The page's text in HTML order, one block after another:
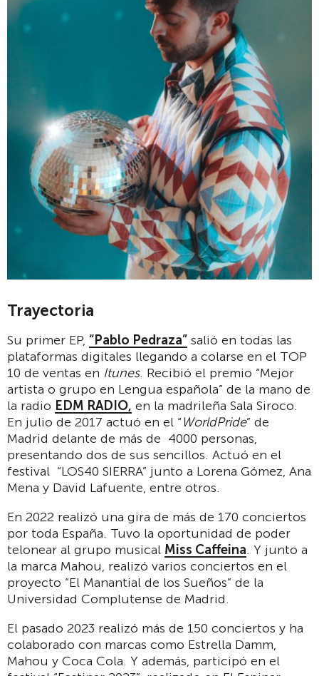
Trayectoria
Su primer EP, “Pablo Pedraza” salió en todas las
plataformas digitales llegando a colarse en el TOP
10 de ventas en Itunes. Recibió el premio “Mejor
artista o grupo en Lengua española” de la mano de
la radio EDM RADIO, en la madrileña Sala Siroco.
En julio de 2017 actuó en el “WorldPride” de
Madrid delante de más de 4000 personas,
presentando dos de sus sencillos. Actuó en el
festival “LOS40 SIERRA” junto a Lorena Gómez, Ana
Mena y David Lafuente, entre otros.
En 2022 realizó una gira de más de 170 conciertos
por toda España. Tuvo la oportunidad de poder
telonear al grupo musical Miss Caffeina. Y junto a
la marca Mahou, realizó varios conciertos en el
proyecto “El Manantial de los Sueños” de la
Universidad Complutense de Madrid.
El pasado 2023 realizó más de 150 conciertos y ha
colaborado con marcas como Estrella Damm,
Mahou y Coca Cola. Y además, participó en el